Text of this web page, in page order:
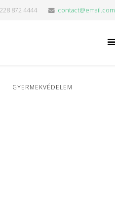
872 4444 contact@email.com
GYERMEKVÉDELEM